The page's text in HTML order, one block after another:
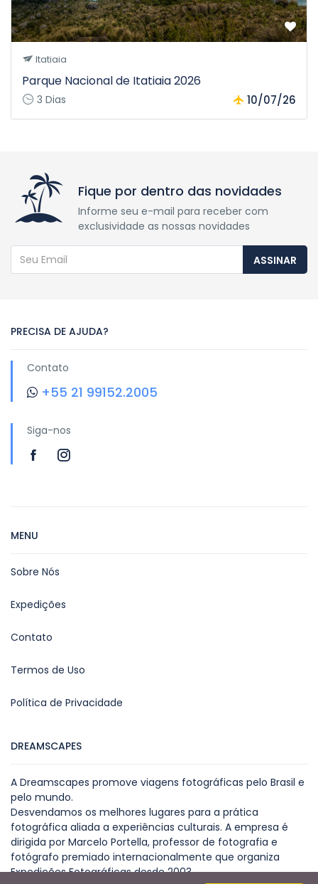
Itatiaia
Parque Nacional de Itatiaia 2026
3 Dias 10/07/26
Fique por dentro das novidades
Informe seu e-mail para receber com
exclusividade as nossas novidades
ASSINAR
PRECISA DE AJUDA?
Contato
+55 21 99152.2005
Siga-nos
MENU
Sobre Nós
Expedições
Contato
Termos de Uso
Política de Privacidade
DREAMSCAPES
A Dreamscapes promove viagens fotográficas pelo Brasil e
pelo mundo.
Desvendamos os melhores lugares para a prática
fotográfica aliada a experiências culturais. A empresa é
dirigida por Marcelo Portella, professor de fotografia e
fotógrafo premiado internacionalmente que organiza
Expedições Fotográficas desde 2003.